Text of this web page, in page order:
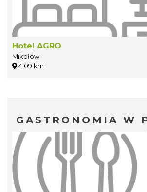
Hotel AGRO
Mikołów
4.09 km
GASTRONOMIA W